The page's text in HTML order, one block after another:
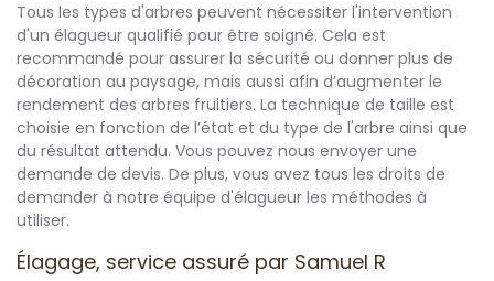
Tous les types d'arbres peuvent nécessiter l'intervention
d'un élagueur qualifié pour être soigné. Cela est
recommandé pour assurer la sécurité ou donner plus de
décoration au paysage, mais aussi afin d’augmenter le
rendement des arbres fruitiers. La technique de taille est
choisie en fonction de l’état et du type de l'arbre ainsi que
du résultat attendu. Vous pouvez nous envoyer une
demande de devis. De plus, vous avez tous les droits de
demander à notre équipe d'élagueur les méthodes à
utiliser.
Élagage, service assuré par Samuel R